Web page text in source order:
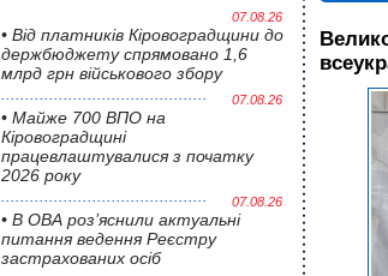
07.08.26
• Від платників Кіровоградщини до
держбюджету спрямовано 1,6
млрд грн військового збору
07.08.26
• Майже 700 ВПО на
Кіровоградщині
працевлаштувалися з початку
2026 року
07.08.26
• В ОВА роз’яснили актуальні
питання ведення Реєстру
застрахованих осіб